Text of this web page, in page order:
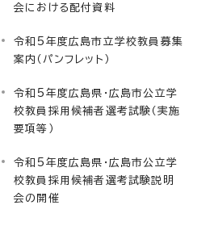
会における配付資料
令和5年度広島市立学校教員募集
案内（パンフレット）
令和5年度広島県・広島市公立学
校教員採用候補者選考試験（実施
要項等）
令和5年度広島県・広島市公立学
校教員採用候補者選考試験説明
会の開催